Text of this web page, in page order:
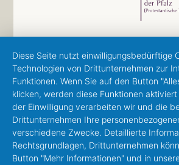
Diese Seite nutzt einwilligungsbedürftige
Technologien von Drittunternehmen zur
Funktionen. Wenn Sie auf den Button
klicken, werden diese Funktionen
der Einwilligung verarbeiten wir und die
Drittunternehmen Ihre
verschiedene Zwecke. Detaillierte
Rechtsgrundlagen, Drittunternehmen
Button "Mehr Informationen" und in